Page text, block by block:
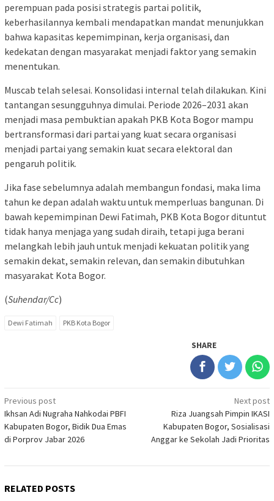
perempuan pada posisi strategis partai politik,
keberhasilannya kembali mendapatkan mandat menunjukkan
bahwa kapasitas kepemimpinan, kerja organisasi, dan
kedekatan dengan masyarakat menjadi faktor yang semakin
menentukan.
Muscab telah selesai. Konsolidasi internal telah dilakukan. Kini
tantangan sesungguhnya dimulai. Periode 2026–2031 akan
menjadi masa pembuktian apakah PKB Kota Bogor mampu
bertransformasi dari partai yang kuat secara organisasi
menjadi partai yang semakin kuat secara elektoral dan
pengaruh politik.
Jika fase sebelumnya adalah membangun fondasi, maka lima
tahun ke depan adalah waktu untuk memperluas bangunan. Di
bawah kepemimpinan Dewi Fatimah, PKB Kota Bogor dituntut
tidak hanya menjaga yang sudah diraih, tetapi juga berani
melangkah lebih jauh untuk menjadi kekuatan politik yang
semakin dekat, semakin relevan, dan semakin dibutuhkan
masyarakat Kota Bogor.
(Suhendar/Cc)
Dewi Fatimah PKB Kota Bogor
SHARE
Post
navigation
Previous post
Ikhsan Adi Nugraha Nahkodai PBFI
Kabupaten Bogor, Bidik Dua Emas
di Porprov Jabar 2026
Next post
Riza Juangsah Pimpin IKASI
Kabupaten Bogor, Sosialisasi
Anggar ke Sekolah Jadi Prioritas
RELATED POSTS